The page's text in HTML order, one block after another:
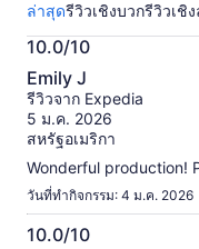
กับ
กิจกรรม
นี้
ข้อมูล
เพิ่ม
เติม
เกี่ยว
รีวิว
ที่
ได้
รับ
ล่าสุดรีวิวเชิงบวกรีวิวเชิ
10.0/10
10.0
จาก
10
Emily J
รีวิวจาก Expedia
5 ม.ค. 2026
สหรัฐอเมริกา
Wonderful production!
วันที่ทำกิจกรรม: 4 ม.ค. 2026
10.0/10